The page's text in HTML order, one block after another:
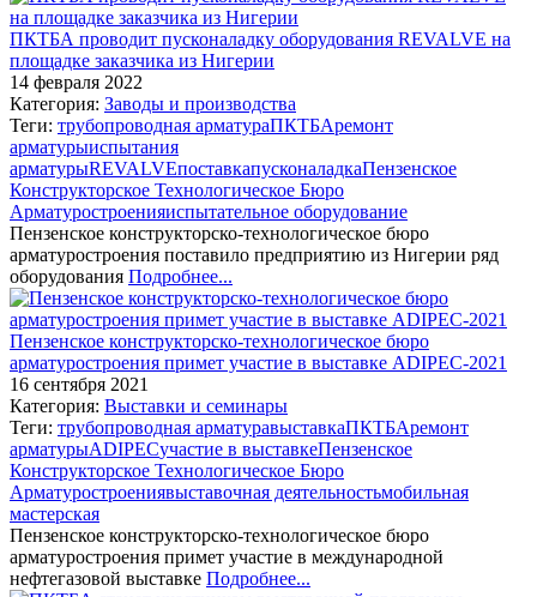
ПКТБА проводит пусконаладку оборудования REVALVE на
площадке заказчика из Нигерии
14 февраля 2022
Категория: Заводы и производства
Теги: трубопроводная арматураПКТБАремонт
арматурыиспытания
арматурыREVALVEпоставкапусконаладкаПензенское
Конструкторское Технологическое Бюро
Арматуростроенияиспытательное оборудование
Пензенское конструкторско-технологическое бюро
арматуростроения поставило предприятию из Нигерии ряд
оборудования Подробнее...
Пензенское конструкторско-технологическое бюро
арматуростроения примет участие в выставке ADIPEC-2021
16 сентября 2021
Категория: Выставки и семинары
Теги: трубопроводная арматуравыставкаПКТБАремонт
арматурыADIPECучастие в выставкеПензенское
Конструкторское Технологическое Бюро
Арматуростроениявыставочная деятельностьмобильная
мастерская
Пензенское конструкторско-технологическое бюро
арматуростроения примет участие в международной
нефтегазовой выставке Подробнее...